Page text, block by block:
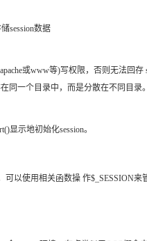
session数据
或www等)写权限，否则无法
同一个目录中，而是分散在不同
显示地初始化session。
以使用相关函数操 作